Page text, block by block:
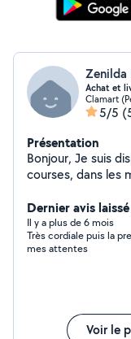
Zenilda
Achat et
Clamart
5/5
Présentation
Bonjour, Je suis
courses, dans les
Dernier avis
Il y a plus de 6 mois
Très cordiale puis la
mes attentes
Voir le